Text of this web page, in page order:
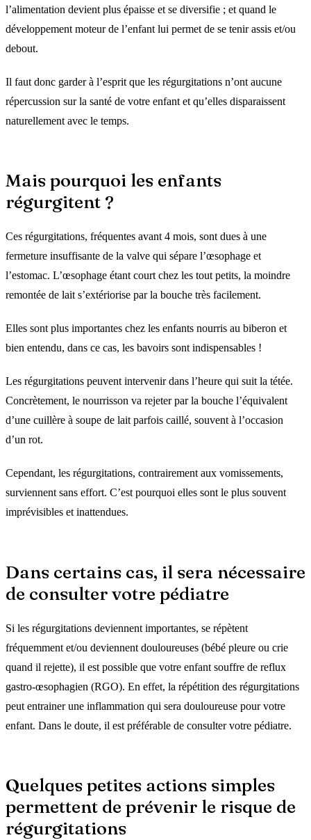
l’alimentation devient plus épaisse et se diversifie ; et quand le
développement moteur de l’enfant lui permet de se tenir assis et/ou
debout.
Il faut donc garder à l’esprit que les régurgitations n’ont aucune
répercussion sur la santé de votre enfant et qu’elles disparaissent
naturellement avec le temps.
Mais pourquoi les enfants
régurgitent ?
Ces régurgitations, fréquentes avant 4 mois, sont dues à une
fermeture insuffisante de la valve qui sépare l’œsophage et
l’estomac. L’œsophage étant court chez les tout petits, la moindre
remontée de lait s’extériorise par la bouche très facilement.
Elles sont plus importantes chez les enfants nourris au biberon et
bien entendu, dans ce cas, les bavoirs sont indispensables !
Les régurgitations peuvent intervenir dans l’heure qui suit la tétée.
Concrètement, le nourrisson va rejeter par la bouche l’équivalent
d’une cuillère à soupe de lait parfois caillé, souvent à l’occasion
d’un rot.
Cependant, les régurgitations, contrairement aux vomissements,
surviennent sans effort. C’est pourquoi elles sont le plus souvent
imprévisibles et inattendues.
Dans certains cas, il sera nécessaire
de consulter votre pédiatre
Si les régurgitations deviennent importantes, se répètent
fréquemment et/ou deviennent douloureuses (bébé pleure ou crie
quand il rejette), il est possible que votre enfant souffre de reflux
gastro-œsophagien (RGO). En effet, la répétition des régurgitations
peut entrainer une inflammation qui sera douloureuse pour votre
enfant. Dans le doute, il est préférable de consulter votre pédiatre.
Quelques petites actions simples
permettent de prévenir le risque de
régurgitations